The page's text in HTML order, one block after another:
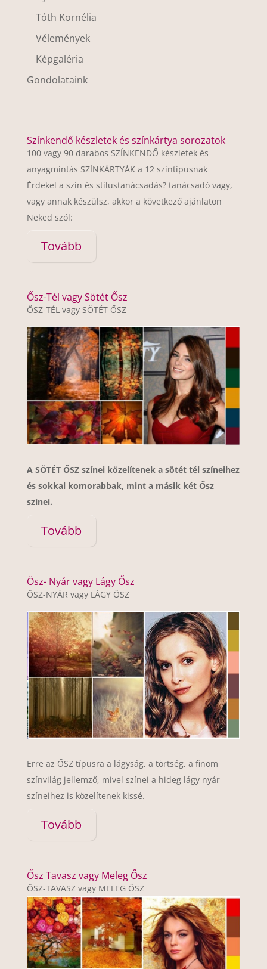
Tóth Kornélia
Vélemények
Képgaléria
Gondolataink
Színkendő készletek és színkártya sorozatok
100 vagy 90 darabos SZÍNKENDŐ készletek és
anyagmintás SZÍNKÁRTYÁK a 12 színtípusnak
Érdekel a szín és stílustanácsadás? tanácsadó vagy,
vagy annak készülsz, akkor a következő ajánlaton
Neked szól:
Tovább
Ősz-Tél vagy Sötét Ősz
ŐSZ-TÉL vagy SÖTÉT ŐSZ
A SÖTÉT ŐSZ színei közelítenek a sötét tél színeihez
és sokkal komorabbak, mint a másik két Ősz
színei.
Tovább
Ösz- Nyár vagy Lágy Ősz
ŐSZ-NYÁR vagy LÁGY ŐSZ
Erre az ŐSZ típusra a lágyság, a törtség, a finom
színvilág jellemző, mivel színei a hideg lágy nyár
színeihez is közelítenek kissé.
Tovább
Ősz Tavasz vagy Meleg Ősz
ŐSZ-TAVASZ vagy MELEG ŐSZ